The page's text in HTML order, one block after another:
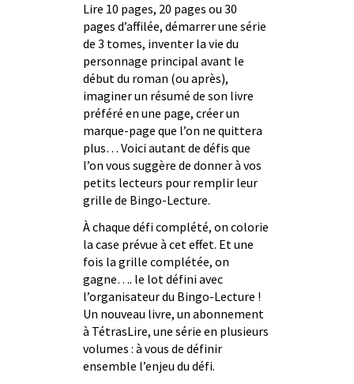
Lire 10 pages, 20 pages ou 30
pages d’affilée, démarrer une série
de 3 tomes, inventer la vie du
personnage principal avant le
début du roman (ou après),
imaginer un résumé de son livre
préféré en une page, créer un
marque-page que l’on ne quittera
plus… Voici autant de défis que
l’on vous suggère de donner à vos
petits lecteurs pour remplir leur
grille de Bingo-Lecture.
À chaque défi complété, on colorie
la case prévue à cet effet. Et une
fois la grille complétée, on
gagne…. le lot défini avec
l’organisateur du Bingo-Lecture !
Un nouveau livre, un abonnement
à TétrasLire, une série en plusieurs
volumes : à vous de définir
ensemble l’enjeu du défi.